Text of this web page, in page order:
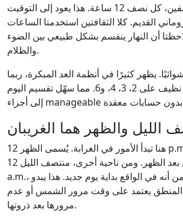
نقسم اليوم إلى نصفين، كل نصف 12 ساعة. هذا يعود إلى التوقيت
القديم. كلا الثقافتين استخدمتا الساعات
أن النهار ينقسم بشكل طبيعي بين الضوء
والظلام.
عشوائيًا. يظهر كثيرًا في أنظمة العد المبكرة، ربما
لأنه يقسم بشكل نظيف على 2، 3، 4، و6. مما سهّل تقسيم اليوم
الليل والظهر هما الغريبان
هنا تبدأ الأمور في الغرابة. يُسمى الظهر 12 p.m.، لكنه النقطة التي
تفصل الصباح عن بعد الظهر. ومن ناحية أخرى، منتصف الليل 12
a.m.، على الرغم من أنه في الواقع بداية يوم جديد. هذا يبدو
يعتمد على وقت مرور الشمس أو عدم
مرورها بعد ذروتها.